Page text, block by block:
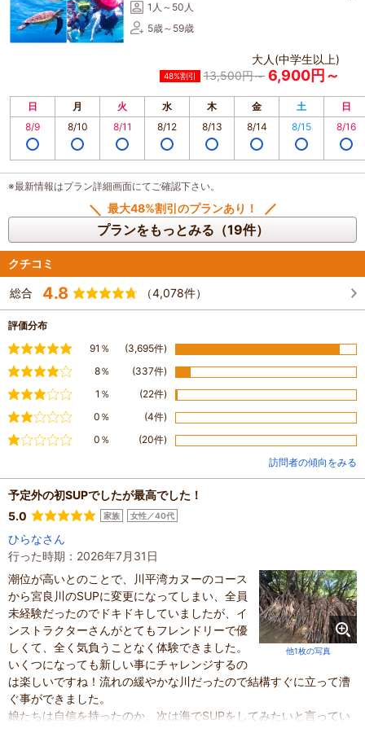
1人～50人
5歳～59歳
大人(中学生以上)
48%割引 13,500円～ 6,900円～
日 月 火 水 木 金 土
日
8/9
8/10 8/11 8/12 8/13 8/14 8/15 8/16
※最新情報はプラン詳細画面にてご確認下さい。
最大48%割引のプランあり！
プランをもっとみる（19件）
クチコミ
総合 4.8 （4,078件）
評価分布
満足91％ (3,695件)
やや満足
8％ (337件)
1％ (22件)
やや不満
0％ (4件)
不満0％
(20件)
訪問者の傾向をみる
予定外の初SUPでしたが最高でした！
5.0
家族 女性／40代
ひらなさん
行った時期：2026年7月31日
他1枚の写真
潮位が高いとのことで、川平湾カヌーのコース
から宮良川のSUPに変更になってしまい、全員
未経験だったのでドキドキしていましたが、イ
ンストラクターさんがとてもフレンドリーで優
しくて、全く気負うことなく体験できました。
いくつになっても新しい事にチャレンジするの
は楽しいですね！流れの緩やかな川だったので結構すぐに立って漕
ぐ事ができました。
娘たちは自信を持ったのか、次は海でSUPをしてみたいと言ってい